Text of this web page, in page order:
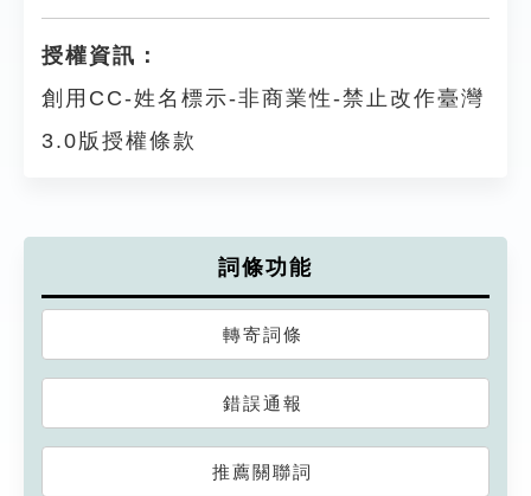
授權資訊：
創用CC-姓名標示-非商業性-禁止改作臺灣
3.0版授權條款
詞條功能
轉寄詞條
錯誤通報
推薦關聯詞